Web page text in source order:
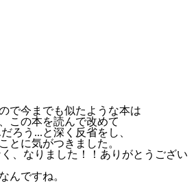
で今までも似たような本は
この本を読んで改めて
ろう...と深く反省をし、
とに気がつきました。
、なりました！！ありがとうござい
んですね。